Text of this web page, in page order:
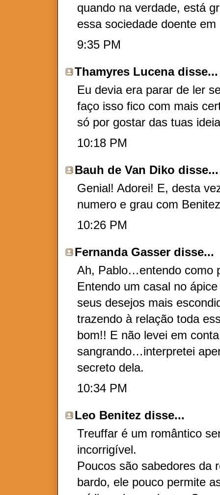
quando na verdade, está
essa sociedade doente
9:35 PM
Thamyres Lucenadisse...
Eu devia era parar de ler
faço isso fico com mais
só por gostar das tuas
10:18 PM
Bauh de Van Diko disse...
Genial! Adorei! E, desta
numero e grau com
10:26 PM
Fernanda Gasser disse...
Ah, Pablo…entendo como
Entendo um casal no
seus desejos mais
trazendo à relação toda
bom!! E não levei em
sangrando…interpretei
secreto dela.
10:34 PM
Leo Benitez disse...
Treuffar é um romântico
incorrigível.
Poucos são sabedores da
bardo, ele pouco permite